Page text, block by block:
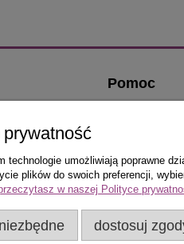
Pomoc
Jak kupować?
Częste
Polityka
Regulamin
technologie umożliwiają poprawne
plików do swoich preferencji,
w naszej Polityce
dostosuj